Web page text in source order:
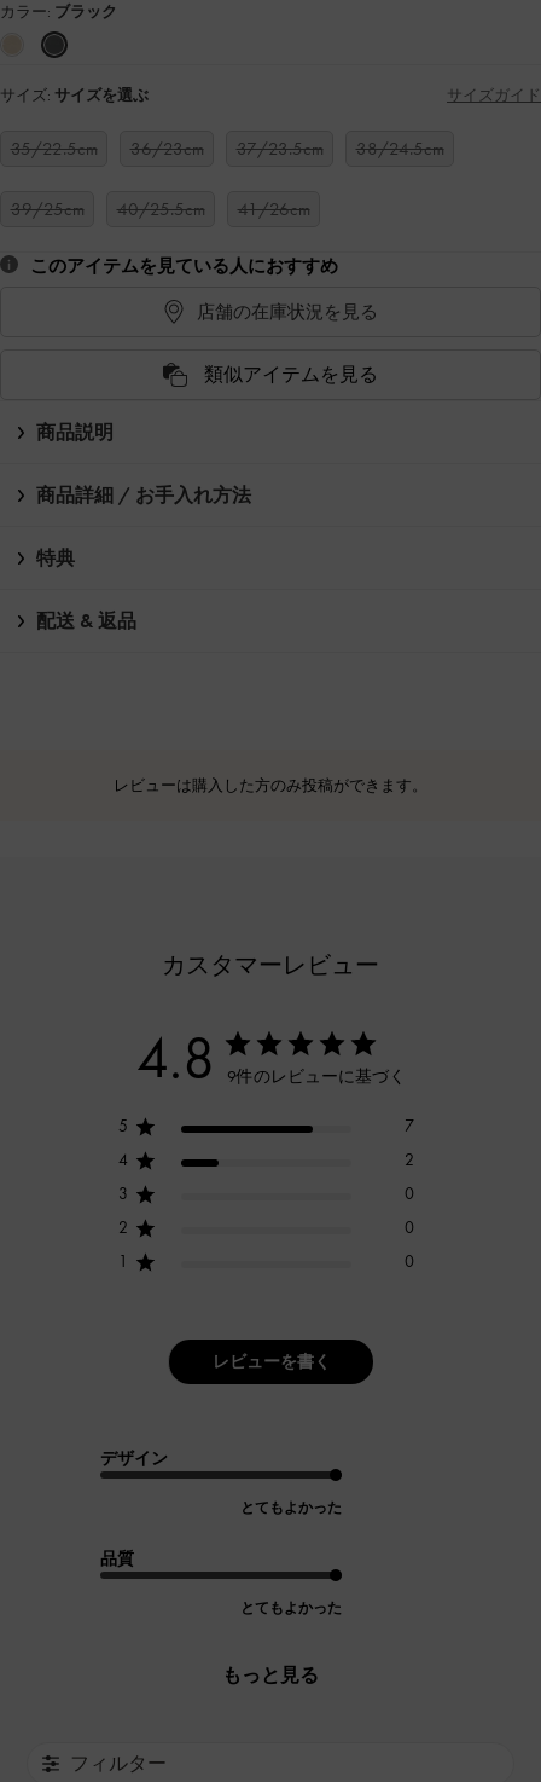
カラー: ブラック
サイズ: サイズを選ぶ サイズガイド
35/22.5cm 36/23cm 37/23.5cm 38/24.5cm
39/25cm 40/25.5cm 41/26cm
このアイテムを見ている人におすすめ
店舗の在庫状況を見る
類似アイテムを見る
商品説明
商品詳細 / お手入れ方法
特典
配送 & 返品
レビューは購入した方のみ投稿ができます。
カスタマーレビュー
4.8 9件のレビューに基づく
5
7
4
2
3
0
2
0
1
0
レビューを書く
デザイン
とてもよかった
品質
とてもよかった
もっと見る
フィルター